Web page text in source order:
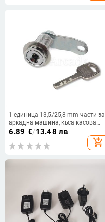
1 единица 13,5/25,8 mm части за
аркадна машина, къса касова
врата, кутия с инструменти,
тръбни ключалки с ключове +
ключове със същия номер за
6.89 €/13.48 лв
add_shopping_cart